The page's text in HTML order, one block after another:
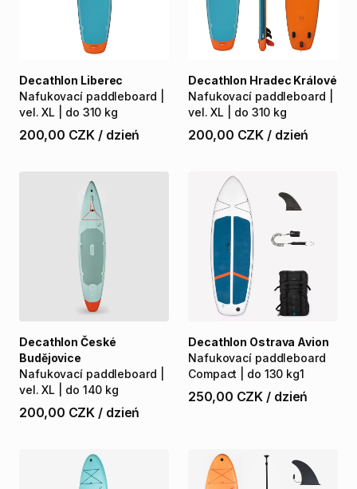
Nafukovací paddleboard
vel. XL do 310 kg
Decathlon Liberec
200,00 CZK / dzień
Nafukovací paddleboard
vel. XL do 310 kg
Decathlon Hradec Králové
200,00 CZK / dzień
Nafukovací paddleboard
vel. XL do 140 kg
Decathlon České
Budějovice
200,00 CZK / dzień
Nafukovací paddleboard
Compact
do 130 kg1
Decathlon Ostrava Avion
250,00 CZK / dzień